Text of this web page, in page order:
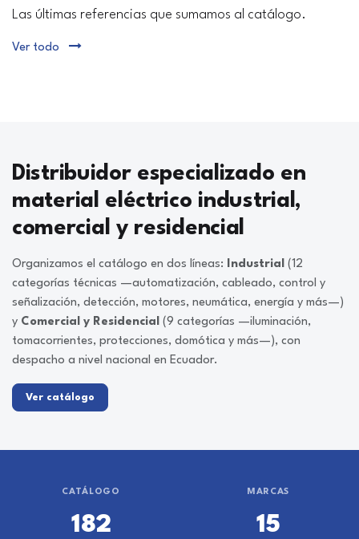
Las últimas referencias que sumamos al catálogo.
Ver todo
Distribuidor especializado en
material eléctrico industrial,
comercial y residencial
Organizamos el catálogo en dos líneas: Industrial (12
categorías técnicas —automatización, cableado, control y
señalización, detección, motores, neumática, energía y más—)
y Comercial y Residencial (9 categorías —iluminación,
tomacorrientes, protecciones, domótica y más—), con
despacho a nivel nacional en Ecuador.
Ver catálogo
CATÁLOGO
182
MARCAS
15